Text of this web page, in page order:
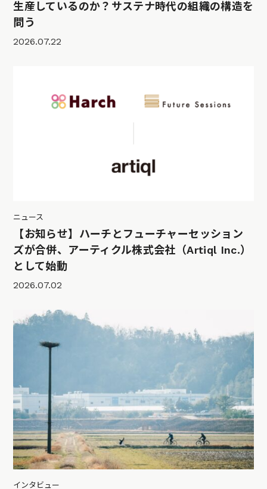
生産しているのか？サステナ時代の組織の構造を
問う
2026.07.22
ニュース
【お知らせ】ハーチとフューチャーセッション
ズが合併、アーティクル株式会社（Artiql Inc.）
として始動
2026.07.02
インタビュー